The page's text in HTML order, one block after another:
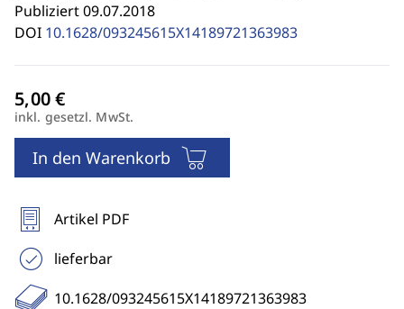
Publiziert 09.07.2018
DOI 10.1628/093245615X14189721363983
inkl. gesetzl. MwSt.
In den Warenkorb
Artikel PDF
lieferbar
10.1628/093245615X14189721363983